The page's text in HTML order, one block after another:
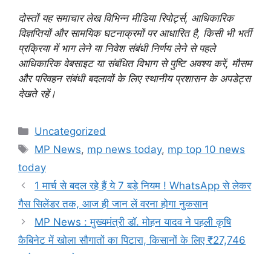
दोस्तों यह समाचार लेख विभिन्न मीडिया रिपोर्ट्स, आधिकारिक
विज्ञप्तियों और सामयिक घटनाक्रमों पर आधारित है, किसी भी भर्ती
प्रक्रिया में भाग लेने या निवेश संबंधी निर्णय लेने से पहले
आधिकारिक वेबसाइट या संबंधित विभाग से पुष्टि अवश्य करें, मौसम
और परिवहन संबंधी बदलावों के लिए स्थानीय प्रशासन के अपडेट्स
देखते रहें।
Categories
Uncategorized
Tags
MP News, mp news today, mp top 10 news
today
1 मार्च से बदल रहे हैं ये 7 बड़े नियम ! WhatsApp से लेकर
गैस सिलेंडर तक, आज ही जान लें वरना होगा नुकसान
MP News : मुख्यमंत्री डॉ. मोहन यादव ने पहली कृषि
कैबिनेट में खोला सौगातों का पिटारा, किसानों के लिए ₹27,746